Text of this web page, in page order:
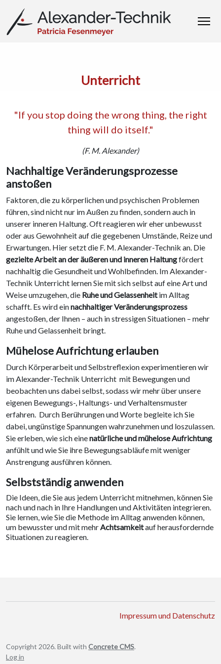
Unterricht
"If you stop doing the wrong thing, the right
thing will do itself."
(F. M. Alexander)
Nachhaltige Veränderungsprozesse
anstoßen
Faktoren, die zu körperlichen und psychischen Problemen
führen, sind nicht nur im Außen zu finden, sondern auch in
unserer inneren Haltung. Oft reagieren wir eher unbewusst
oder aus Gewohnheit auf die gegebenen Umstände, Reize und
Erwartungen. Hier setzt die F. M. Alexander-Technik an. Die
gezielte Arbeit an der äußeren und inneren Haltungfördert
nachhaltig die Gesundheit und Wohlbefinden. Im Alexander-
Technik Unterricht lernen Sie mit sich selbst auf eine Art und
Weise umzugehen, die Ruhe und Gelassenheitim Alltag
schafft. Es wird einnachhaltiger Veränderungsprozess
angestoßen, der Ihnen – auch in stressigen Situationen – mehr
Ruhe und Gelassenheit bringt.
Mühelose Aufrichtung erlauben
Durch Körperarbeit und Selbstreflexion experimentieren wir
im Alexander-Technik Unterricht mit Bewegungen und
beobachten uns dabei selbst, sodass wir mehr über unsere
eigenen Bewegungs-, Haltungs- und Verhaltensmuster
erfahren. Durch Berührungen und Worte begleite ich Sie
dabei, ungünstige Spannungen wahrzunehmen und loszulassen.
Sie erleben, wie sich einenatürliche und mühelose Aufrichtung
anfühlt und wie Sie ihre Bewegungsabläufe mit weniger
Anstrengung ausführen können.
Selbstständig anwenden
Die Ideen, die Sie aus jedem Unterricht mitnehmen, können Sie
nach und nach in Ihre Handlungen und Aktivitäten integrieren.
Sie lernen, wie Sie die Methode im Alltag anwenden können,
um bewusster und mit mehrAchtsamkeitauf herausfordernde
Situationen zu reagieren.
Impressum und Datenschutz
Copyright 2026. Built with Concrete CMS.
Log in